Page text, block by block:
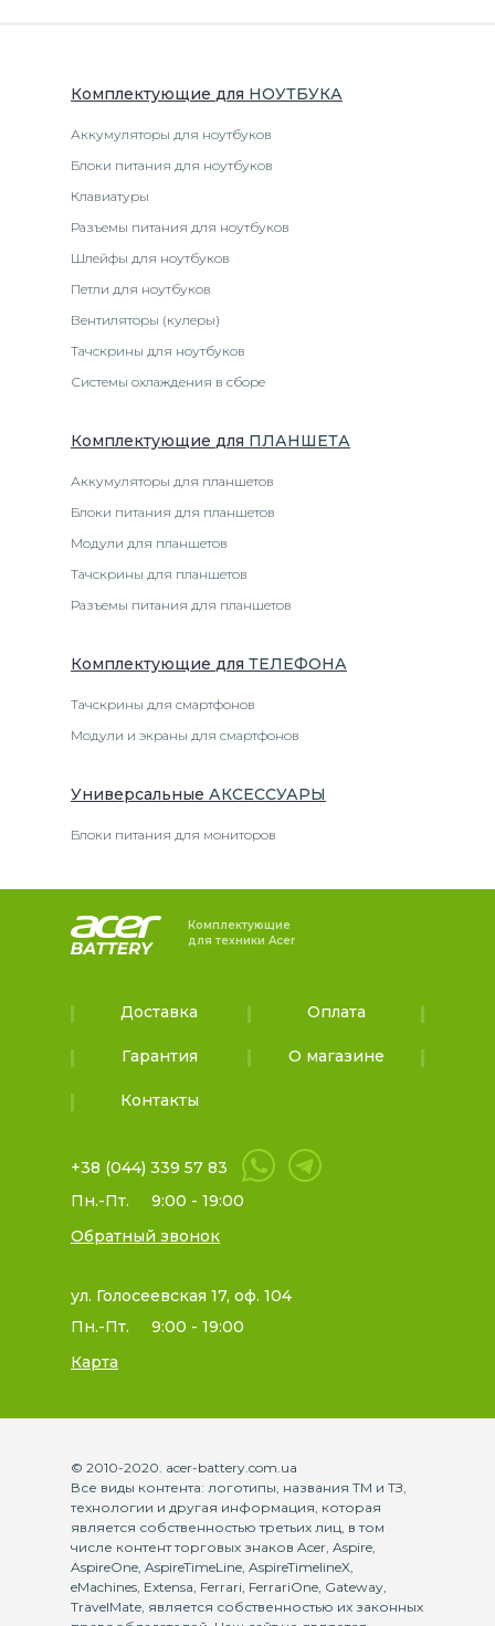
Комплектующие для НОУТБУКА
Аккумуляторы для ноутбуков
Блоки питания для ноутбуков
Клавиатуры
Разъемы питания для ноутбуков
Шлейфы для ноутбуков
Петли для ноутбуков
Вентиляторы (кулеры)
Тачскрины для ноутбуков
Системы охлаждения в сборе
Комплектующие для ПЛАНШЕТА
Аккумуляторы для планшетов
Блоки питания для планшетов
Модули для планшетов
Тачскрины для планшетов
Разъемы питания для планшетов
Комплектующие для ТЕЛЕФОНА
Тачскрины для смартфонов
Модули и экраны для смартфонов
Универсальные АКСЕССУАРЫ
Блоки питания для мониторов
Комплектующие
для техники Acer
Доставка Оплата
Гарантия О магазине
Контакты
+38 (044) 339 57 83
Пн.-Пт.
9:00 - 19:00
Обратный звонок
ул. Голосеевская 17, оф. 104
Пн.-Пт.
9:00 - 19:00
Карта
© 2010-2020. acer-battery.com.ua
Все виды контента: логотипы, названия ТМ и ТЗ,
технологии и другая информация, которая
является собственностью третьих лиц, в том
числе контент торговых знаков Acer, Aspire,
AspireOne, AspireTimeLine, AspireTimelineX,
eMachines, Extensa, Ferrari, FerrariOne, Gateway,
TravelMate, является собственностью их законных